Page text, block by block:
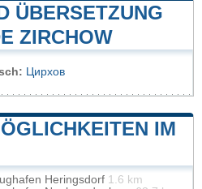
ÜBERSETZUNG
ZIRCHOW
Цирхов
IM
Heringsdorf 1.6 km